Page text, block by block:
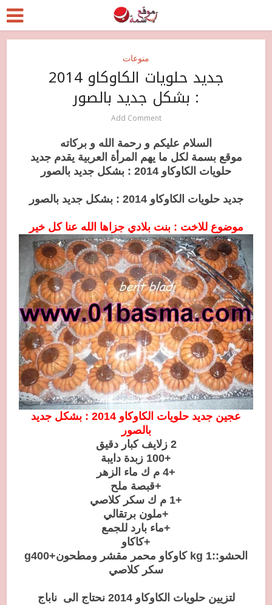
منوعات
جديد حلويات الكاوكاو 2014
: بشكل جديد بالصور
Add Comment
السلام عليكم و رحمة الله و بركاته
موقع بسمة لكل ما يهم المرأة العربية يقدم جديد
حلويات الكاوكاو 2014 : بشكل جديد بالصور
جديد حلويات الكاوكاو 2014 : بشكل جديد بالصور
موضوع للاخت : بنت بلادي جزاها الله عنا كل خير
عجين جديد حلويات الكاوكاو 2014 : بشكل جديد
بالصور
2 زلايف كبار دقيق
+100 زبدة دايبة
+4 م ك ماء الزهر
+قبصة ملح
+1 م ك سكر كلاصي
+ملون برتقالي
+ماء بارد للجمع
+كاكاو
الحشو::1 kg كاوكاو محمر مقشر ومطحون+g400
سكر كلاصي
لتزيينحلويات الكاوكاو 2014 نحتاج الى ناباج